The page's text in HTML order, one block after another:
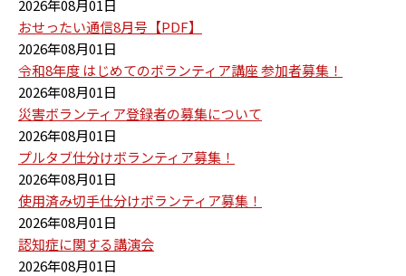
2026年08月01日
おせったい通信8月号【PDF】
2026年08月01日
令和8年度 はじめてのボランティア講座 参加者募集！
2026年08月01日
災害ボランティア登録者の募集について
2026年08月01日
プルタブ仕分けボランティア募集！
2026年08月01日
使用済み切手仕分けボランティア募集！
2026年08月01日
認知症に関する講演会
2026年08月01日